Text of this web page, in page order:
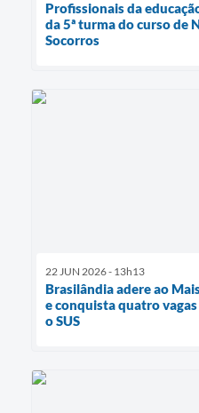
Profissionais da
da 5ª turma do curso de
Socorros
22 JUN 2026 - 13h13
Brasilândia adere ao
e conquista quatro
o SUS